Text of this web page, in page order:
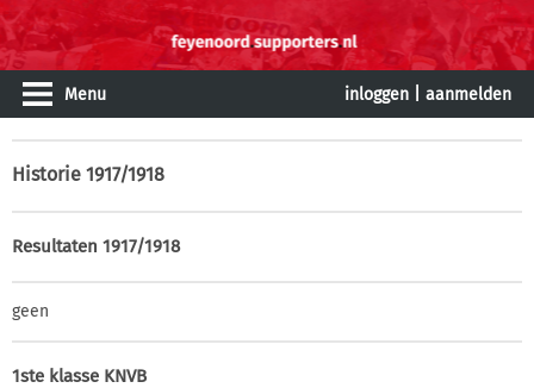
Menu inloggen aanmelden
Historie 1917/1918
Resultaten 1917/1918
geen
1ste klasse KNVB